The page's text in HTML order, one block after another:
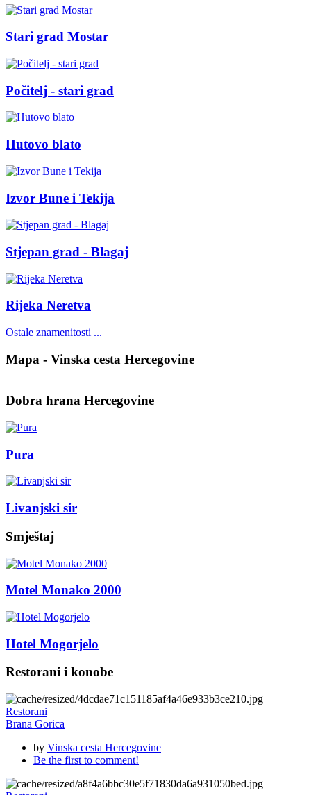
Stari grad Mostar
Počitelj - stari grad
Hutovo blato
Izvor Bune i Tekija
Stjepan grad - Blagaj
Rijeka Neretva
Ostale znamenitosti ...
Mapa - Vinska cesta Hercegovine
Dobra hrana Hercegovine
Pura
Livanjski sir
Smještaj
Motel Monako 2000
Hotel Mogorjelo
Restorani i konobe
Restorani
Brana Gorica
by Vinska cesta Hercegovine
Be the first to comment!